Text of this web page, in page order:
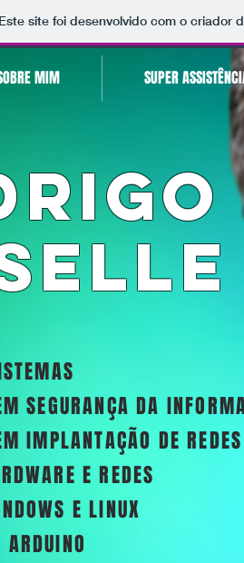
Este site foi desenvolvido com o criador
MIM SUPER
SEGURANÇA DA
IMPLANTAÇÃO DE
E REDES
E LINUX